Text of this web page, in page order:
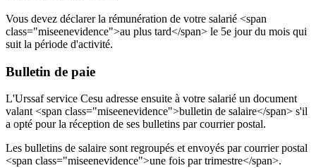
Vous devez déclarer la rémunération de votre salarié <span
class="miseenevidence">au plus tard</span> le 5e jour du mois qui
suit la période d'activité.
Bulletin de paie
L'Urssaf service Cesu adresse ensuite à votre salarié un document
valant <span class="miseenevidence">bulletin de salaire</span> s'il
a opté pour la réception de ses bulletins par courrier postal.
Les bulletins de salaire sont regroupés et envoyés par courrier postal
<span class="miseenevidence">une fois par trimestre</span>.